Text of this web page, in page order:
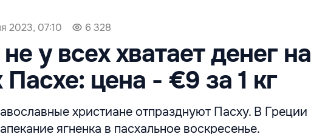
2023, 07:10 6 328
у всех хватает денег на
Пасхе: цена - €9 за 1 кг
христиане отпразднуют Пасху. В Греции
ягненка в пасхальное воскресенье.